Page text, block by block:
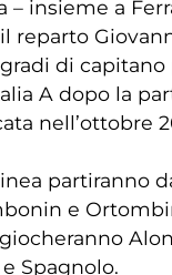
– insieme a
reparto
di capitano
A dopo la
nell’ottobre
partiranno
e
Spagnolo.